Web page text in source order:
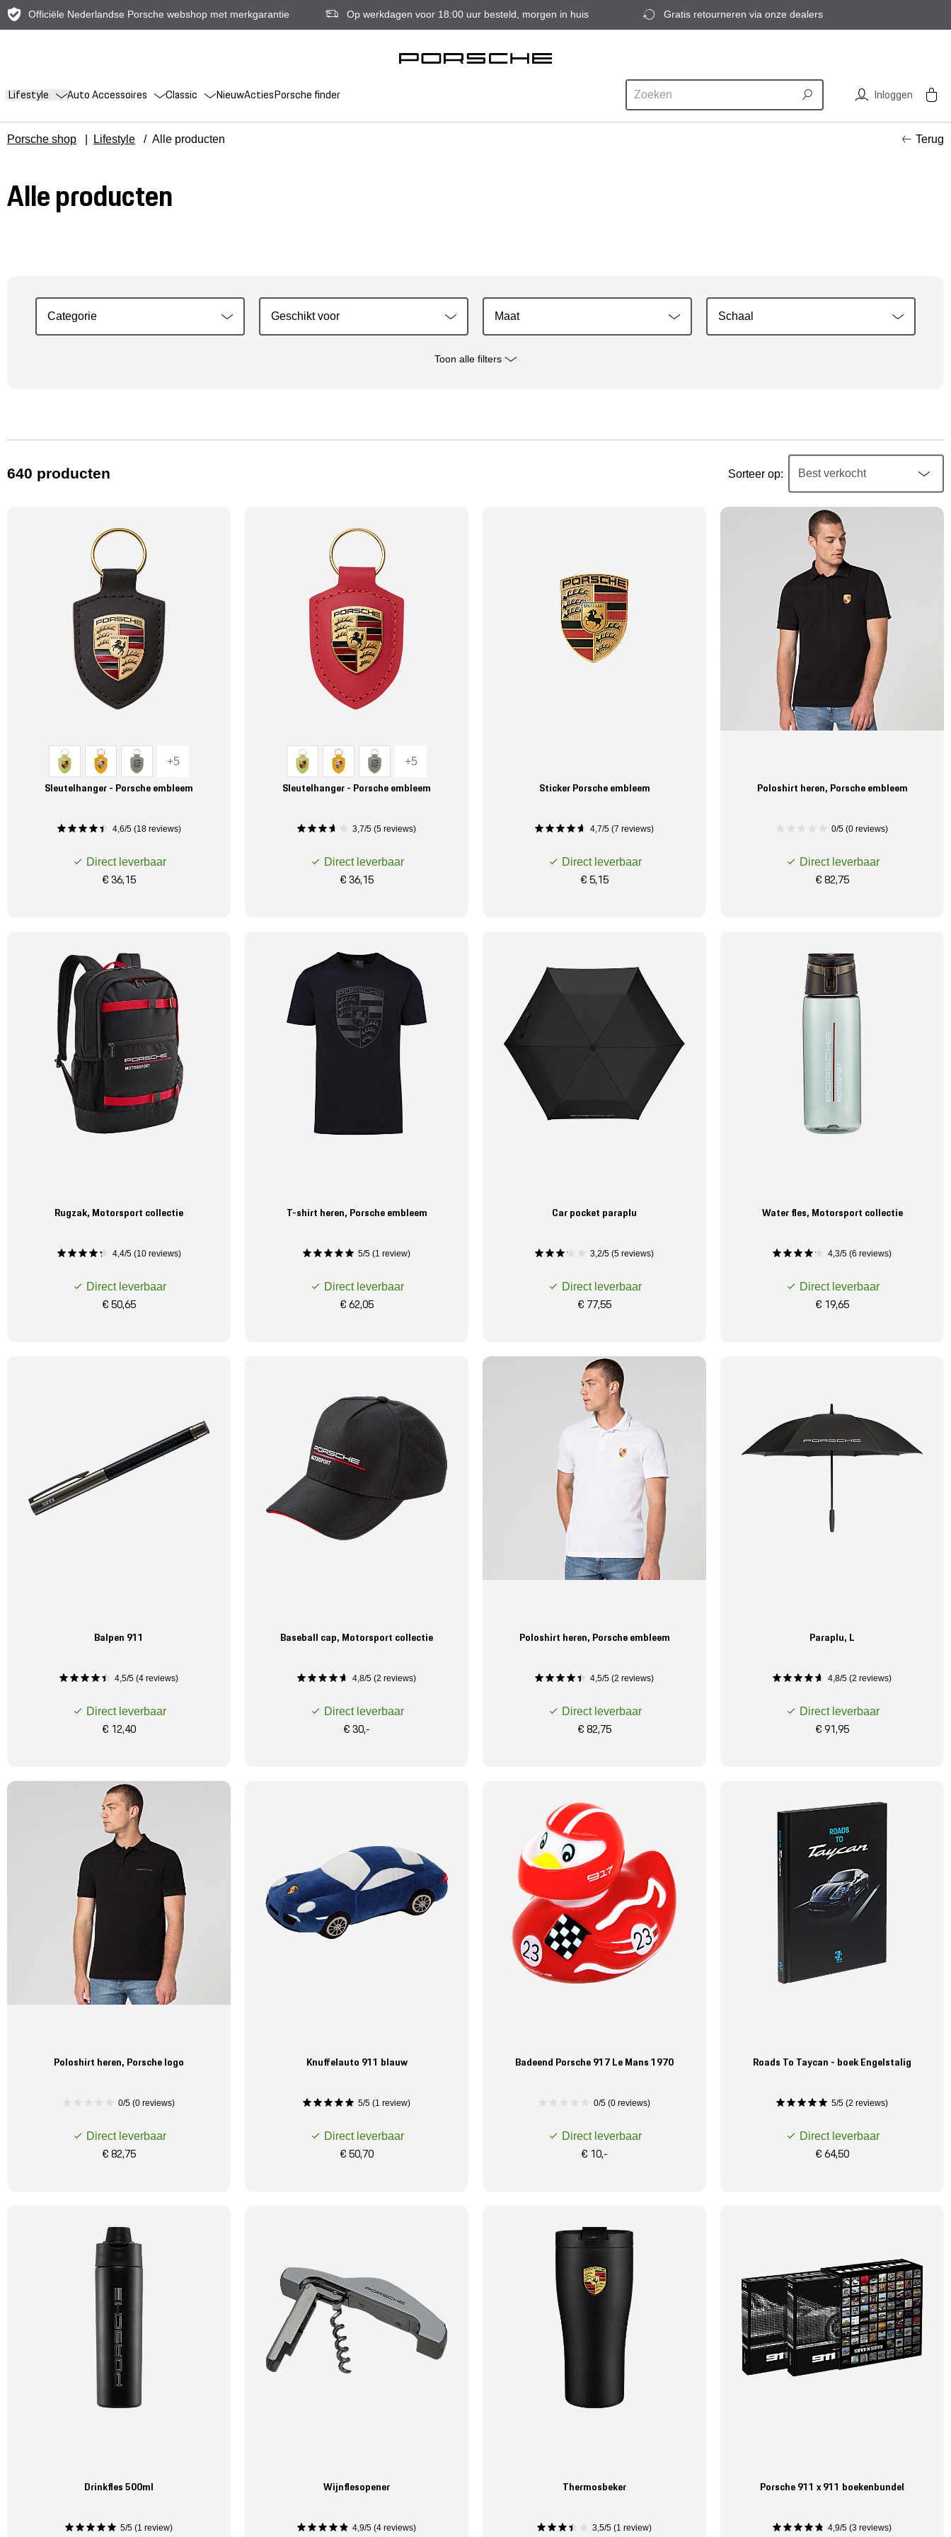
Officiële Nederlandse Porsche webshop met merkgarantie Op werkdagen voor 18:00 uur besteld, morgen in huis Gratis retourneren via onze dealers
Lifestyle Auto Accessoires Classic NieuwActiesPorsche finder Inloggen
Porsche shop Lifestyle / Alle producten Terug
Alle producten
Categorie Geschikt voor Maat Schaal
Toon alle filters
640 producten Sorteer op:
+5
Sleutelhanger - Porsche embleem
4,6/5 (18 reviews)
Direct leverbaar
€ 36,15
+5
Sleutelhanger - Porsche embleem
3,7/5 (5 reviews)
Direct leverbaar
€ 36,15
Sticker Porsche embleem
4,7/5 (7 reviews)
Direct leverbaar
€ 5,15
Poloshirt heren, Porsche embleem
0/5 (0 reviews)
Direct leverbaar
€ 82,75
Rugzak, Motorsport collectie
4,4/5 (10 reviews)
Direct leverbaar
€ 50,65
T-shirt heren, Porsche embleem
5/5 (1 review)
Direct leverbaar
€ 62,05
Car pocket paraplu
3,2/5 (5 reviews)
Direct leverbaar
€ 77,55
Water fles, Motorsport collectie
4,3/5 (6 reviews)
Direct leverbaar
€ 19,65
Balpen 911
4,5/5 (4 reviews)
Direct leverbaar
€ 12,40
Baseball cap, Motorsport collectie
4,8/5 (2 reviews)
Direct leverbaar
€ 30,-
Poloshirt heren, Porsche embleem
4,5/5 (2 reviews)
Direct leverbaar
€ 82,75
Paraplu, L
4,8/5 (2 reviews)
Direct leverbaar
€ 91,95
Poloshirt heren, Porsche logo
0/5 (0 reviews)
Direct leverbaar
€ 82,75
Knuffelauto 911 blauw
5/5 (1 review)
Direct leverbaar
€ 50,70
Badeend Porsche 917 Le Mans 1970
0/5 (0 reviews)
Direct leverbaar
€ 10,-
Roads To Taycan - boek Engelstalig
5/5 (2 reviews)
Direct leverbaar
€ 64,50
Drinkfles 500ml
5/5 (1 review)
Wijnflesopener
4,9/5 (4 reviews)
Thermosbeker
3,5/5 (1 review)
Porsche 911 x 911 boekenbundel
4,9/5 (3 reviews)